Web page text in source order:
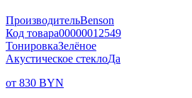
ПроизводительBenson
Код товара00000012549
ТонировкаЗелёное
Акустическое стеклоДа
от 830 BYN